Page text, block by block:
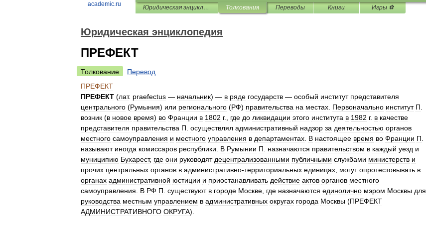
academic.ru Юридическая энциклопедия Толкования Переводы Книги Игры ⚽
Юридическая энциклопедия
ПРЕФЕКТ
Толкование
Перевод
ПРЕФЕКТ
ПРЕФЕКТ (лат. praefectus — начальник) — в ряде государств — особый институт представителя
центрального (Румыния) или регионального (РФ) правительства на местах Первоначально институт П
возник (в новое время) во Франции в 1802 г., где до ликвидации этого института в 1982 г. в качестве
представителя правительства П осуществлял административный надзор за деятельностью органов
местного самоуправления и местного управления в департаментах В настоящее время во Франции П
называют иногда комиссаров республики В Румынии П назначаются правительством в каждый уезд и
муниципию Бухарест, где они руководят децентрализованными публичными службами министерств и
прочих центральных органов в административно-территориальных единицах могут опротестовывать в
органах административной юстиции и приостанавливать действие актов органов местного
самоуправления
В РФ П существуют в городе Москве где назначаются единолично мэром Москвы для
руководства местным управлением в административных округах города Москвы (ПРЕФЕКТ
АДМИНИСТРАТИВНОГО ОКРУГА).